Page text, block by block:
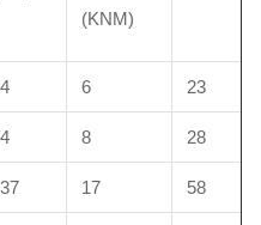
(KNM)
6 23
8 28
17 58